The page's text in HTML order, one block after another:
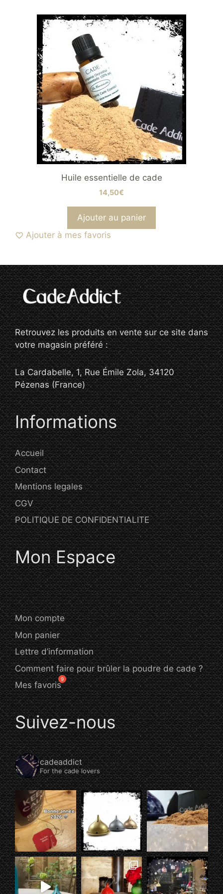
Huile essentielle de cade
14,50€
Ajouter au panier
Ajouter à mes favoris
Retrouvez les produits en vente sur ce site dans
votre magasin préféré :
La Cardabelle, 1, Rue Émile Zola, 34120
Pézenas (France)
Informations
Accueil
Contact
Mentions legales
CGV
POLITIQUE DE CONFIDENTIALITE
Mon Espace
Mon compte
Mon panier
Lettre d’information
Comment faire pour brûler la poudre de cade ?
Mes favoris
Suivez-nous
cadeaddict
For the cade lovers